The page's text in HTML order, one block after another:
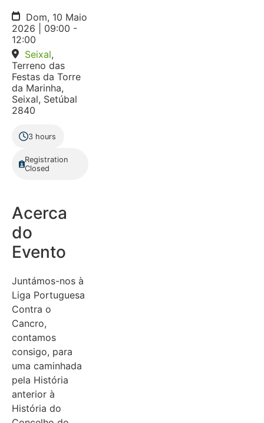
Dom, 10 Maio
2026 | 09:00 -
12:00
Seixal,
Terreno das
Festas da Torre
da Marinha,
Seixal, Setúbal
2840
3 hours
Registration
Closed
Acerca
do
Evento
Juntámos-nos à
Liga Portuguesa
Contra o
Cancro,
contamos
consigo, para
uma caminhada
pela História
anterior à
História do